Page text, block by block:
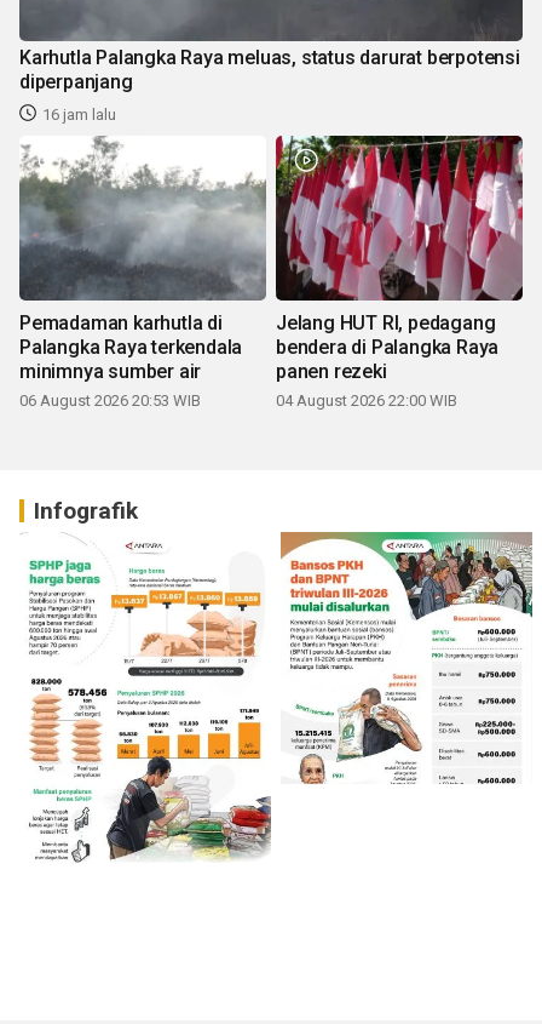
Karhutla Palangka Raya meluas, status darurat berpotensi
diperpanjang
16 jam lalu
Pemadaman karhutla di
Palangka Raya terkendala
minimnya sumber air
06 August 2026 20:53 WIB
Jelang HUT RI, pedagang
bendera di Palangka Raya
panen rezeki
04 August 2026 22:00 WIB
Infografik